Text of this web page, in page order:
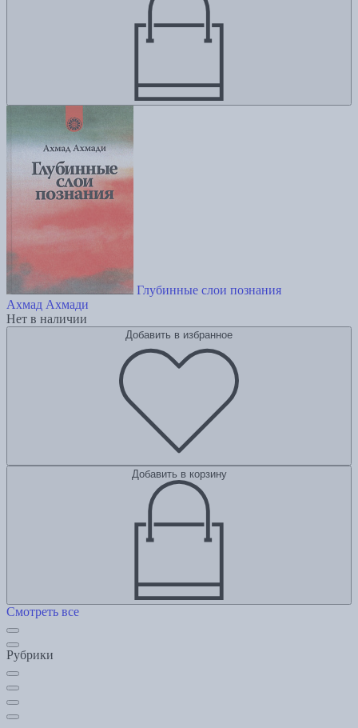
Глубинные слои познания
Ахмад Ахмади
Нет в наличии
Добавить в избранное
Добавить в корзину
Смотреть все
Рубрики